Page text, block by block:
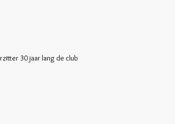
30 jaar lang de club